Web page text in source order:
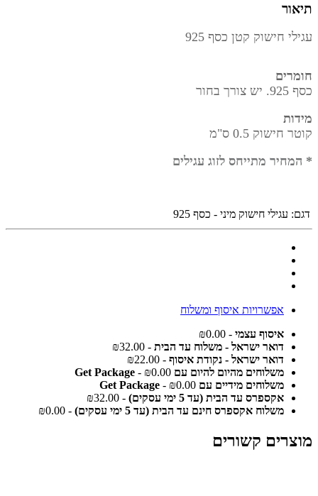
תיאור
עגילי חישוק קטן כסף 925
חומרים
כסף 925. יש צורך בחור
מידות
קוטר חישוק 0.5 ס"מ
* המחיר מתייחס לזוג עגילים
דגם: עגילי חישוק מיני - כסף 925
אפשרויות איסוף ומשלוח
איסוף עצמי - ₪0.00
דואר ישראל - משלוח עד הבית - ₪32.00
דואר ישראל - נקודת איסוף - ₪22.00
משלוחים מהיום להיום עם Get Package - ₪0.00
משלוחים מידיים עם Get Package - ₪0.00
אקספרס עד הבית (עד 5 ימי עסקים)
- ₪32.00
משלוח אקספרס חינם עד הבית (עד 5 ימי עסקים)
- ₪0.00
מוצרים קשורים